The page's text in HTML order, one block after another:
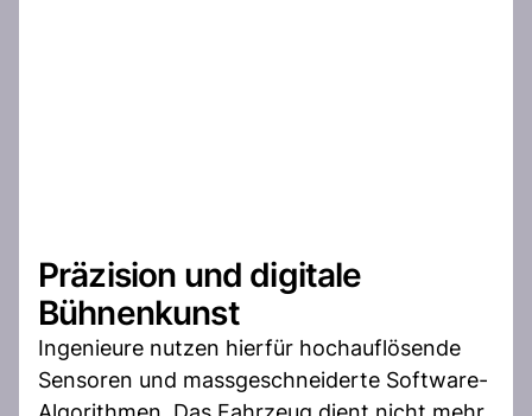
Präzision und digitale
Bühnenkunst
Ingenieure nutzen hierfür hochauflösende
Sensoren und massgeschneiderte Software-